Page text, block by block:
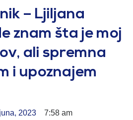
– Ljiljana
znam šta je moj
ali spremna
i upoznajem
2023 7:58 am